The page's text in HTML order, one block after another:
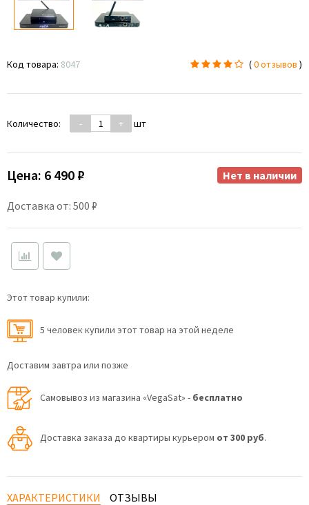
Код товара: 8047 (0 отзывов )
Количество: - + шт
Цена: 6 490 ₽
Доставка от: 500 ₽
Нет в наличии
Этот товар купили:
5 человек купили этот товар на этой неделе
Доставим завтра или позже
Самовывоз из магазина «VegaSat» - бесплатно
Доставка заказа до квартиры курьером от 300 руб.
ХАРАКТЕРИСТИКИ ОТЗЫВЫ